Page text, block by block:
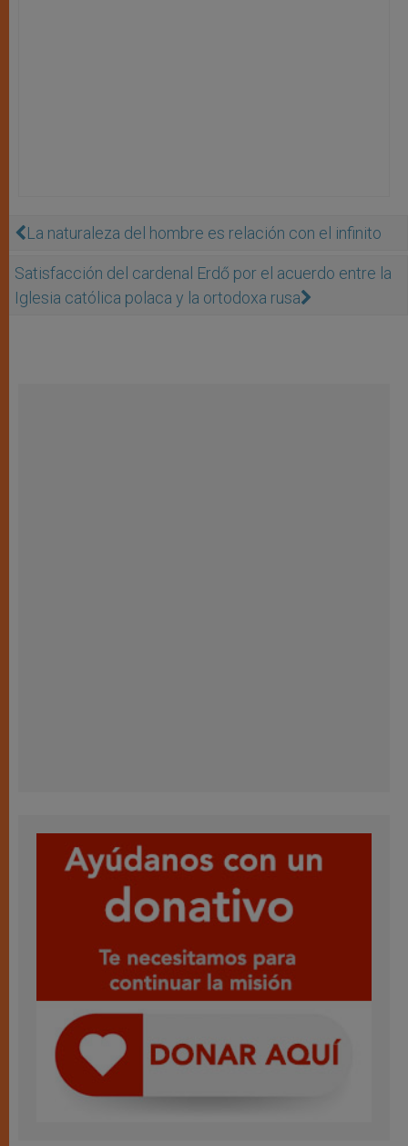
La naturaleza del hombre es relación con el infinito
Satisfacción del cardenal Erdő por el acuerdo entre la
Iglesia católica polaca y la ortodoxa rusa